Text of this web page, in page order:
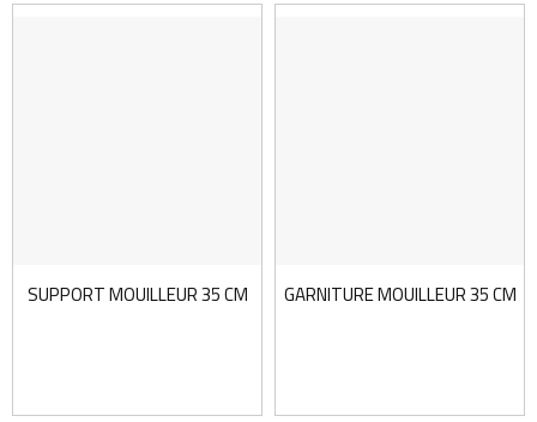
SUPPORT MOUILLEUR 35 CM GARNITURE MOUILLEUR 35 CM